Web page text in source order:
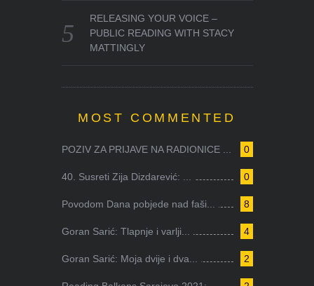
RELEASING YOUR VOICE –
PUBLIC READING WITH STACY
MATTINGLY
MOST COMMENTED
0
POZIV ZA PRIJAVE NA RADIONICE ...
0
40. Susreti Zija Dizdarević: ...
8
Povodom Dana pobjede nad faši...
4
Goran Sarić: Tlapnje i varlji...
2
Goran Sarić: Moja dvije i dva...